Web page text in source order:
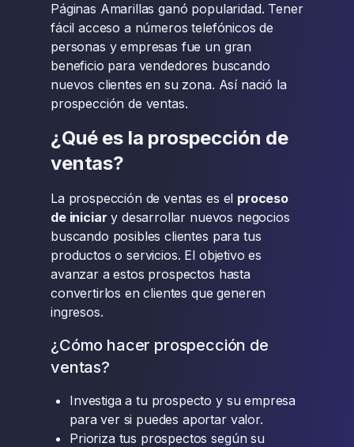
Páginas Amarillas ganó popularidad. Tener
fácil acceso a números telefónicos de
personas y empresas fue un gran
beneficio para vendedores buscando
nuevos clientes en su zona. Así nació la
prospección de ventas.
¿Qué es la prospección de
ventas?
La prospección de ventas es el proceso
de iniciar y desarrollar nuevos negocios
buscando posibles clientes para tus
productos o servicios. El objetivo es
avanzar a estos prospectos hasta
convertirlos en clientes que generen
ingresos.
¿Cómo hacer prospección de
ventas?
Investiga a tu prospecto y su empresa
para ver si puedes aportar valor.
Prioriza tus prospectos según su